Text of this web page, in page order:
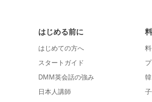
はじめる前に
はじめての方へ
スタートガイド
DMM英会話の強み
日本人講師